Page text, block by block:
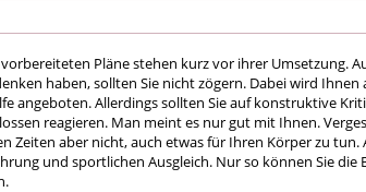
Pläne stehen kurz vor ihrer Umsetzung.
haben, sollten Sie nicht zögern. Dabei wird Ihnen
angeboten. Allerdings sollten Sie auf konstruktive
reagieren. Man meint es nur gut mit Ihnen.
Zeiten aber nicht, auch etwas für Ihren Körper zu tun.
und sportlichen Ausgleich. Nur so können Sie die